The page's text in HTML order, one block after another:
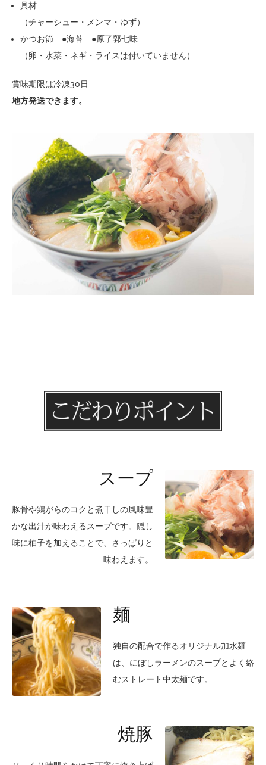
具材
（チャーシュー・メンマ・ゆず）
かつお節 ●海苔 ●原了郭七味
（卵・水菜・ネギ・ライスは付いていません）
賞味期限は冷凍30日
地方発送できます。
スープ
豚骨や鶏がらのコクと煮干しの風味豊
かな出汁が味わえるスープです。隠し
味に柚子を加えることで、さっぱりと
味わえます。
麺
独自の配合で作るオリジナル加水麺
は、にぼしラーメンのスープとよく絡
むストレート中太麺です。
焼豚